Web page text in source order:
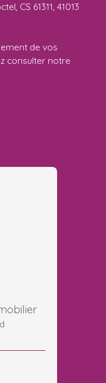
CS 61311, 41013
de vos
consulter notre